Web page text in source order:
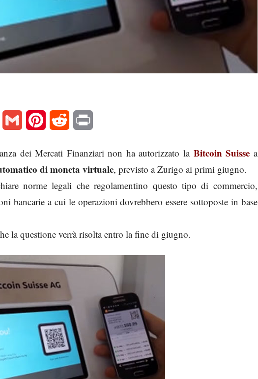
Telegram Gmail Pinterest Reddit
dei Mercati Finanziari non ha autorizzato la Bitcoin Suisse a
di moneta virtuale, previsto a Zurigo ai primi giugno.
norme legali che regolamentino questo tipo di commercio,
bancarie a cui le operazioni dovrebbero essere sottoposte in base
la questione verrà risolta entro la fine di giugno.